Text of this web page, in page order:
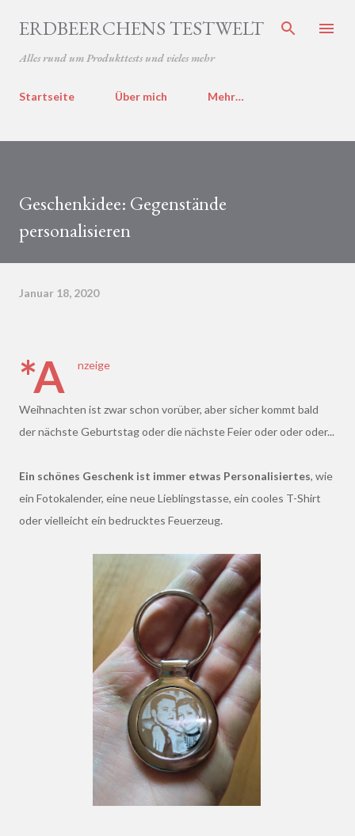
Direkt zum Hauptbereich
ERDBEERCHENS TESTWELT
Alles rund um Produkttests und vieles mehr
Startseite Über mich Mehr…
Geschenkidee: Gegenstände
personalisieren
Januar 18, 2020
*A nzeige
Weihnachten ist zwar schon vorüber, aber sicher kommt bald
der nächste Geburtstag oder die nächste Feier oder oder oder...
Ein schönes Geschenk ist immer etwas Personalisiertes, wie
ein Fotokalender, eine neue Lieblingstasse, ein cooles T-Shirt
oder vielleicht ein bedrucktes Feuerzeug.